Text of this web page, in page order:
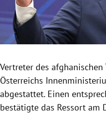
Untermenü
Untermenü
Untermenü
Vertreter des afghanischen
Österreichs
abgestattet. Einen
bestätigte das Ressort am